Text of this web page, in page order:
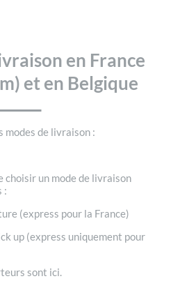
en France
et en Belgique
modes de livraison :
choisir un mode de livraison
:
(express pour la France)
up (express uniquement pour
sont ici.